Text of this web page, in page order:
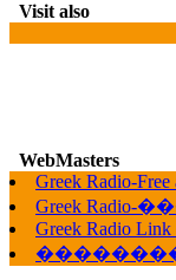
Visit also
WebMasters
Greek Radio-Free
Greek
Greek Radio Link